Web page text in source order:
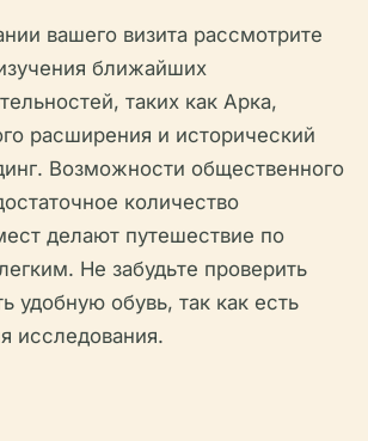
вашего визита рассмотрите
ближайших
таких как Арка,
расширения и исторический
Возможности общественного
количество
делают путешествие по
Не забудьте проверить
удобную обувь, так как есть
исследования.